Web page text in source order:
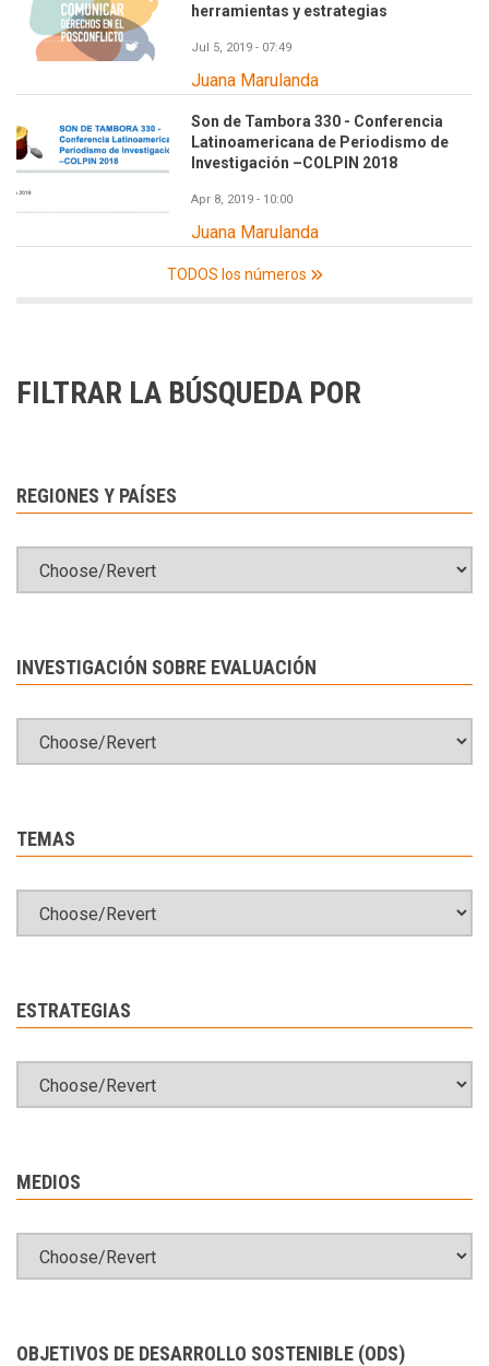
herramientas y estrategias
Jul 5, 2019 - 07:49
Juana Marulanda
Son de Tambora 330 - Conferencia
Latinoamericana de Periodismo de
Investigación –COLPIN 2018
Apr 8, 2019 - 10:00
Juana Marulanda
TODOS los números
FILTRAR LA BÚSQUEDA POR
REGIONES Y PAÍSES
INVESTIGACIÓN SOBRE EVALUACIÓN
TEMAS
ESTRATEGIAS
MEDIOS
OBJETIVOS DE DESARROLLO SOSTENIBLE (ODS)